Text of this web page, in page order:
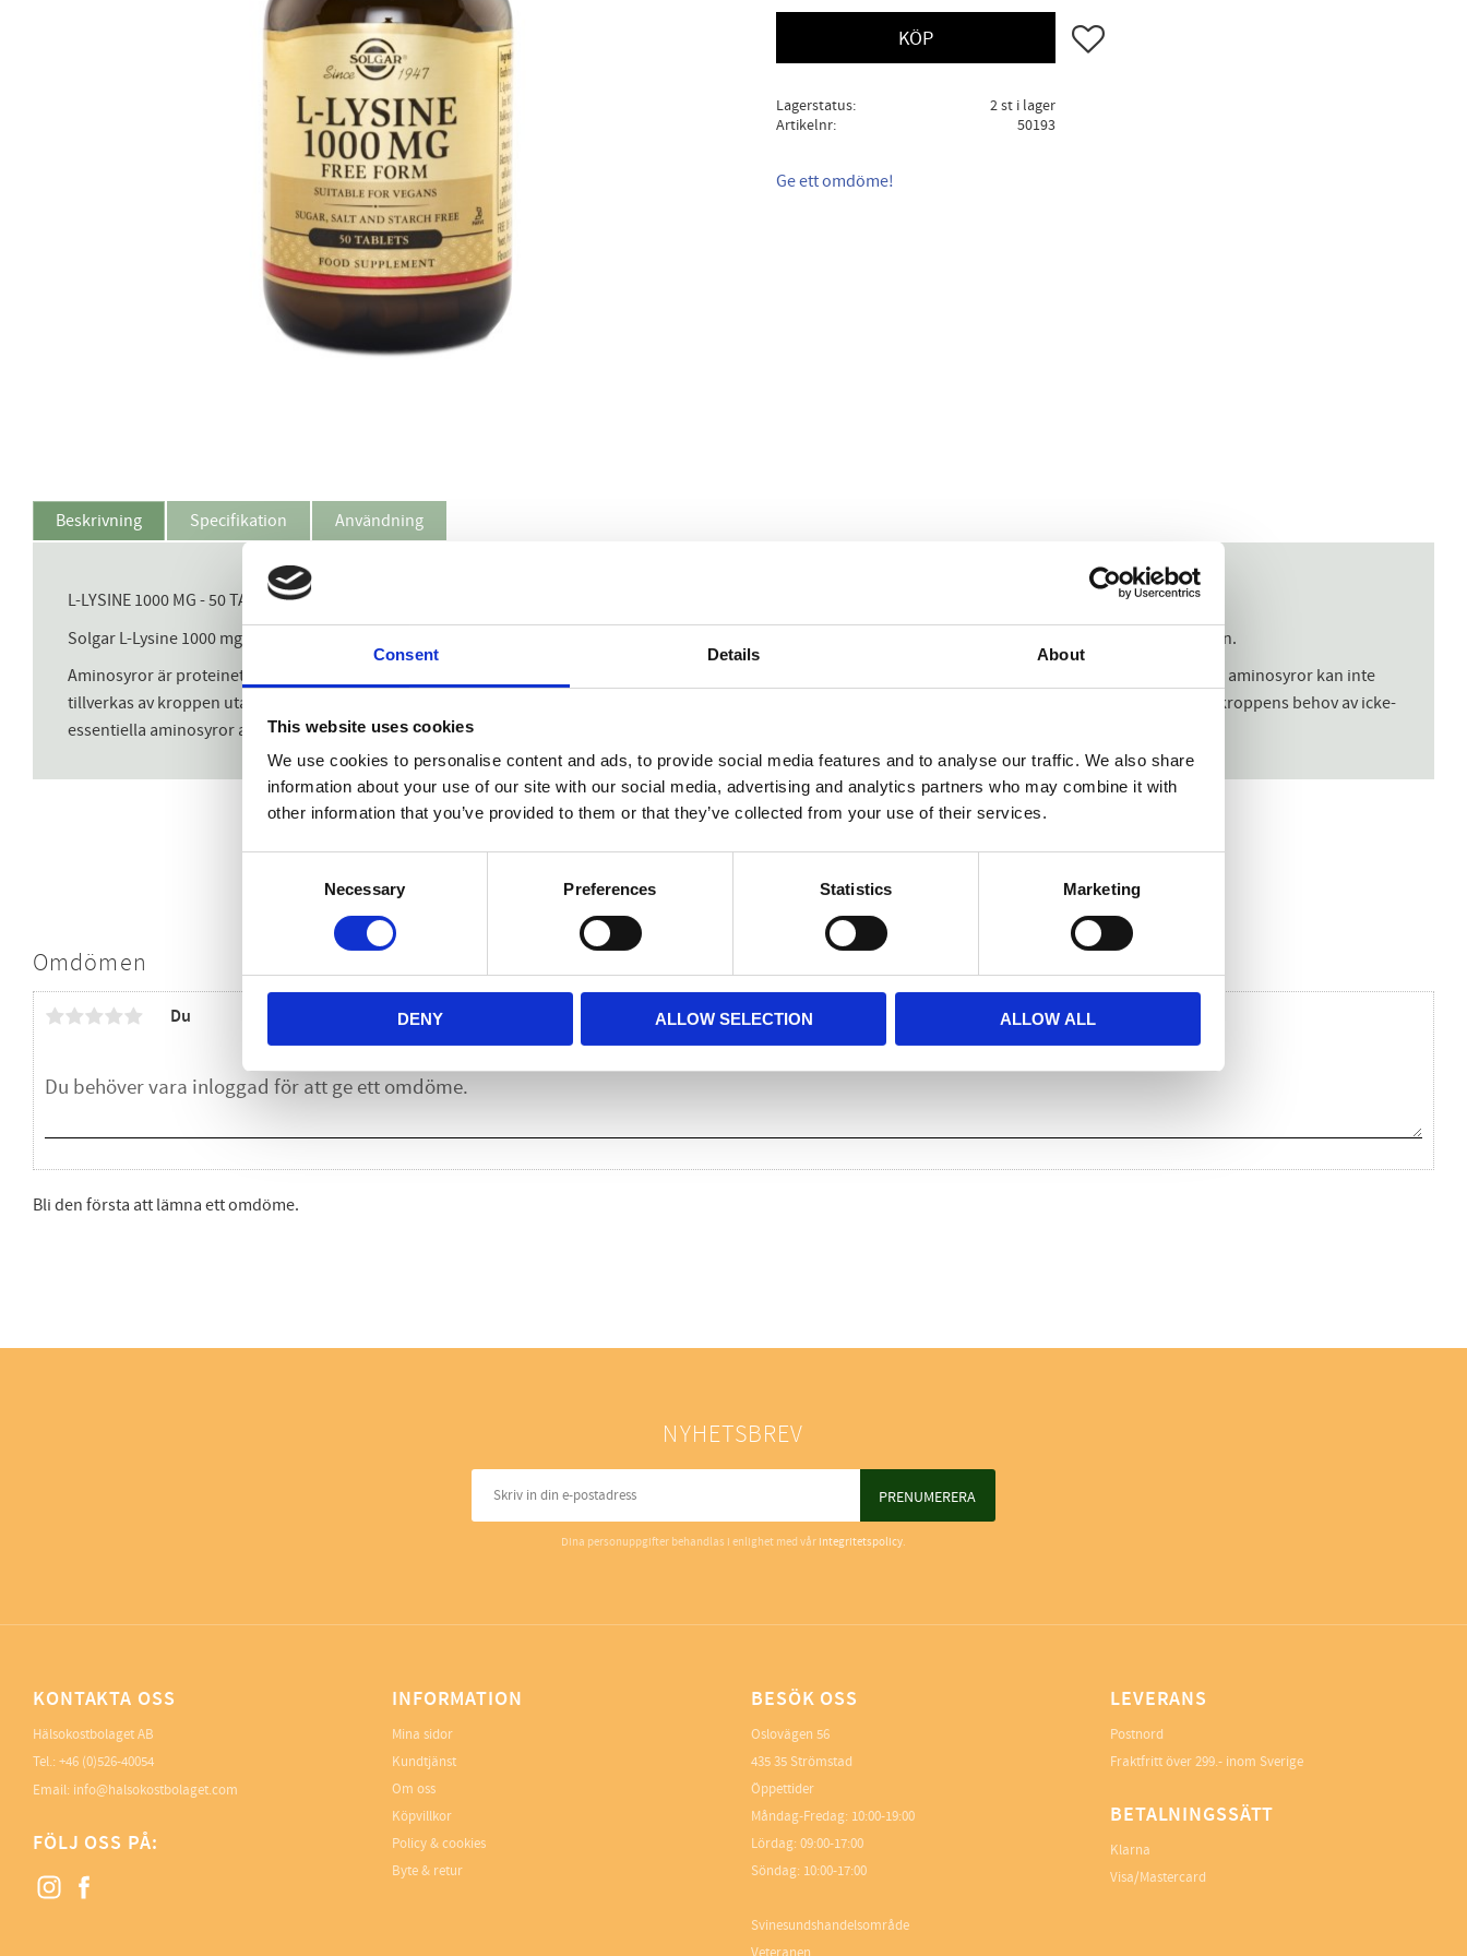
Consent Details About
This website uses cookies
We use cookies to personalise content and ads, to provide social media features and to analyse our traffic. We also share
information about your use of our site with our social media, advertising and analytics partners who may combine it with
other information that you’ve provided to them or that they’ve collected from your use of their services.
Necessary Preferences Statistics Marketing
DENY ALLOW SELECTION ALLOW ALL
KÖP Lägg till i favoriter
Lagerstatus
2 st i lager
Artikelnr
50193
Ge ett omdöme!
Beskrivning Specifikation Användning
L-LYSINE 1000 MG - 50 TABLETTER
Solgar L-Lysine 1000 mg tabletter är en essentiell aminosyra som finns i muskelvävnad och är även ett kosttillskott som är populärt som extra stöd under vintern.
Aminosyror är proteinets byggstenar och behövs för flera av kroppens interna funktioner. De klassificeras som ”essentiella” eller ”icke-essentiella”; essentiella aminosyror kan inte
tillverkas av kroppen utan måste tillföras via kosten för att en god allmänhälsa ska kunna behållas. Ett suboptimalt intag av dessa essentiella aminosyror ökar kroppens behov av icke-
essentiella aminosyror antingen via kosten eller kosttillskott. Livsmedel som ökar intaget av aminosyror är kött, bönor, ost och ägg.
Omdömen
Du
Bli den första att lämna ett omdöme.
NYHETSBREV
PRENUMERERA
Dina personuppgifter behandlas i enlighet med vår integritetspolicy.
KONTAKTA OSS
Hälsokostbolaget AB
Tel.: +46 (0)526-40054
Email: info@halsokostbolaget.com
FÖLJ OSS PÅ:
INFORMATION
Mina sidor
Kundtjänst
Om oss
Köpvillkor
Policy & cookies
Byte & retur
BESÖK OSS
Oslovägen 56
435 35 Strömstad
Öppettider
Måndag-Fredag: 10:00-19:00
Lördag: 09:00-17:00
Söndag: 10:00-17:00
Svinesundshandelsområde
LEVERANS
Postnord
Fraktfritt över 299.- inom Sverige
BETALNINGSSÄTT
Klarna
Visa/Mastercard